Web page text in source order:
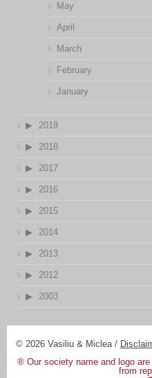
May
April
March
February
January
2019
2018
2017
2016
2015
2014
2013
2012
2003
© 2026 Vasiliu & Miclea /
® Our society name and logo
from